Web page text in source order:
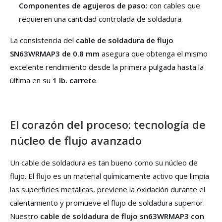
Componentes de agujeros de paso: con cables que
requieren una cantidad controlada de soldadura.
La consistencia del cable de soldadura de flujo
SN63WRMAP3 de 0.8 mm asegura que obtenga el mismo
excelente rendimiento desde la primera pulgada hasta la
última en su 1 lb. carrete.
El corazón del proceso: tecnología de
núcleo de flujo avanzado
Un cable de soldadura es tan bueno como su núcleo de
flujo. El flujo es un material químicamente activo que limpia
las superficies metálicas, previene la oxidación durante el
calentamiento y promueve el flujo de soldadura superior.
Nuestro cable de soldadura de flujo sn63WRMAP3 con